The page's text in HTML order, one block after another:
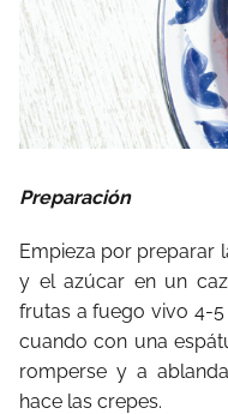
Preparación
Empieza por preparar
y el azúcar en un
frutas a fuego vivo 4-5
cuando con una
romperse y a
hace las crepes.